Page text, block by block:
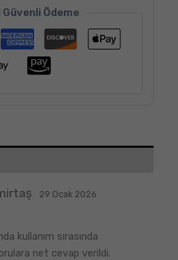
Ödeme
29 Ocak 2026
kullanım sırasında
net cevap verildi.